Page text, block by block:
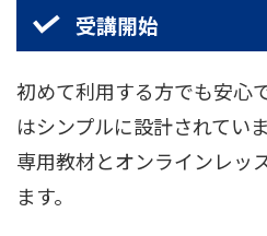
受講開始
初めて利用する方でも安心
はシンプルに設計されてい
専用教材とオンラインレッ
ます。